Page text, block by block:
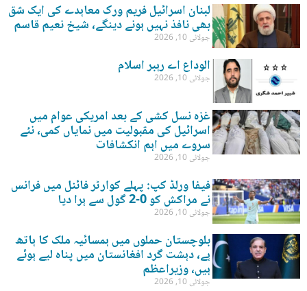
لبنان اسرائیل فریم ورک معاہدے کی ایک شق
بھی نافذ نہیں ہونے دینگے، شیخ نعیم قاسم
جولائی 10, 2026
الوداع اے رہبر اسلام
جولائی 10, 2026
غزہ نسل کشی کے بعد امریکی عوام میں
اسرائیل کی مقبولیت میں نمایاں کمی، نئے
سروے میں اہم انکشافات
جولائی 10, 2026
فیفا ورلڈ کپ: پہلے کوارٹر فائنل میں فرانس
نے مراکش کو 0-2 گول سے ہرا دیا
جولائی 10, 2026
بلوچستان حملوں میں ہمسائیہ ملک کا ہاتھ
ہے، دہشت گرد افغانستان میں پناہ لیے ہوئے
ہیں، وزیراعظم
جولائی 10, 2026